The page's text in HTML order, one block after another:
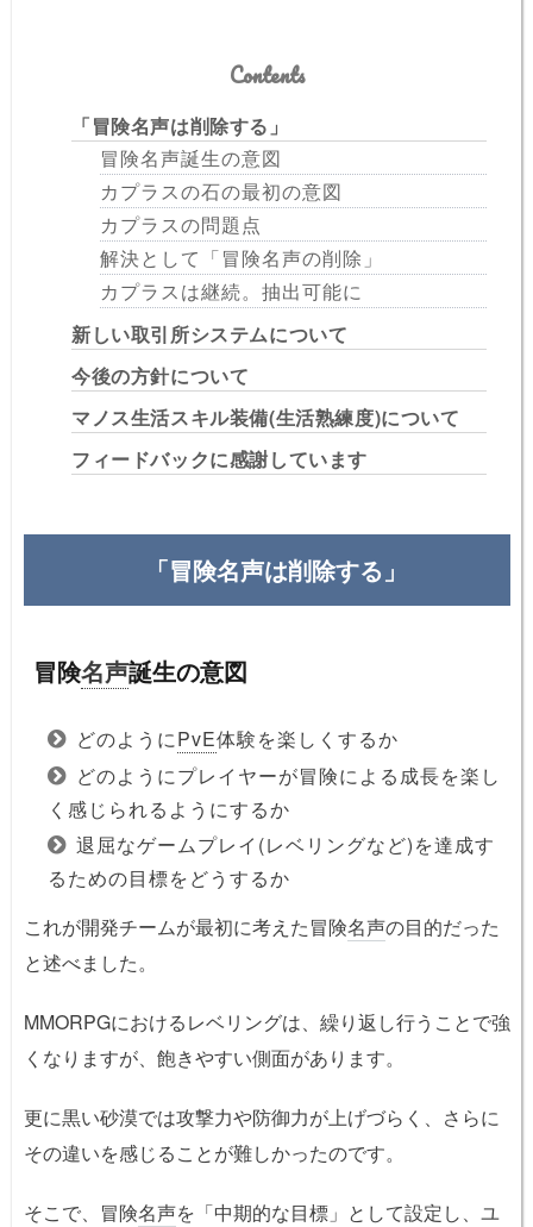
Contents
「冒険名声は削除する」
冒険名声誕生の意図
カプラスの石の最初の意図
カプラスの問題点
解決として「冒険名声の削除」
カプラスは継続。抽出可能に
新しい取引所システムについて
今後の方針について
マノス生活スキル装備(生活熟練度)について
フィードバックに感謝しています
「冒険名声は削除する」
冒険名声誕生の意図
どのようにPvE体験を楽しくするか
どのようにプレイヤーが冒険による成長を楽し
く感じられるようにするか
退屈なゲームプレイ(レベリングなど)を達成す
るための目標をどうするか
これが開発チームが最初に考えた冒険名声の目的だった
と述べました。
MMORPGにおけるレベリングは、繰り返し行うことで強
くなりますが、飽きやすい側面があります。
更に黒い砂漠では攻撃力や防御力が上げづらく、さらに
その違いを感じることが難しかったのです。
そこで、冒険名声を「中期的な目標」として設定し、ユ